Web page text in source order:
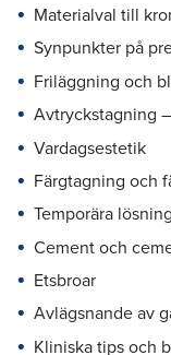
Materialval till
Synpunkter på
Friläggning och
Avtryckstagning
Vardagsestetik
Färgtagning och
Temporära
Cement och
Etsbroar
Avlägsnande av
Kliniska tips och